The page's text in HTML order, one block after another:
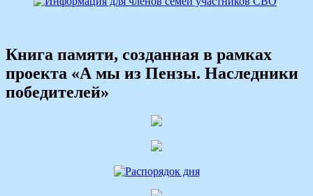
Книга памяти, созданная в рамках
проекта «А мы из Пензы. Наследники
победителей»